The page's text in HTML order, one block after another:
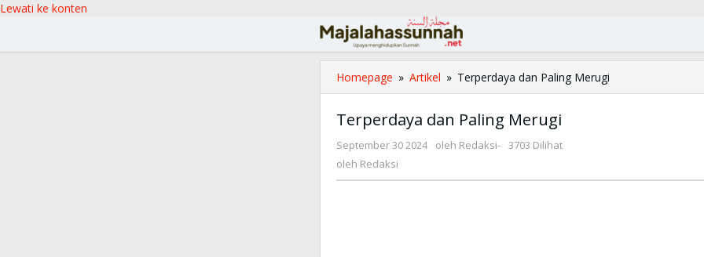
Lewati ke konten
Homepage » Artikel » Terperdaya dan Paling Merugi
Terperdaya dan Paling Merugi
September 30 2024 oleh Redaksi- 3703 Dilihat
oleh Redaksi